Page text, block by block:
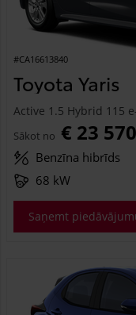
#CA16613840
Toyota Yaris
Active 1.5 Hybrid 115
Sākot no € 23 570
Benzīna hibrīds
68 kW
Saņemt